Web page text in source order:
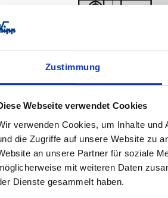
Zustimmung
Webseite verwendet Cookies
verwenden Cookies, um Inhalte
die Zugriffe auf unsere Website zu
an unsere Partner für soziale
mit weiteren Daten
Dienste gesammelt haben.
Oberfläche
gestrahlt